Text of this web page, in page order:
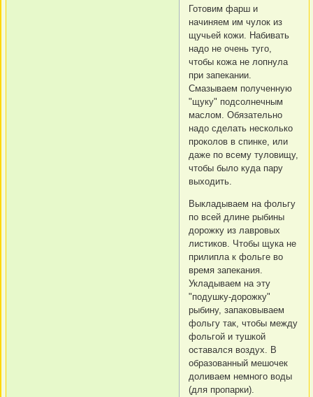
Готовим фарш и
начиняем им чулок из
щучьей кожи. Набивать
надо не очень туго,
чтобы кожа не лопнула
при запекании.
Смазываем полученную
"щуку" подсолнечным
маслом. Обязательно
надо сделать несколько
проколов в спинке, или
даже по всему туловищу,
чтобы было куда пару
выходить.
Выкладываем на фольгу
по всей длине рыбины
дорожку из лавровых
листиков. Чтобы щука не
прилипла к фольге во
время запекания.
Укладываем на эту
"подушку-дорожку"
рыбину, запаковываем
фольгу так, чтобы между
фольгой и тушкой
оставался воздух. В
образованный мешочек
доливаем немного воды
(для пропарки).